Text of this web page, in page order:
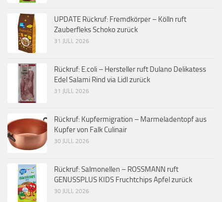
UPDATE Rückruf: Fremdkörper – Kölln ruft
Zauberfleks Schoko zurück
31 JULI, 2026
Rückruf: E.coli – Hersteller ruft Dulano Delikatess
Edel Salami Rind via Lidl zurück
31 JULI, 2026
Rückruf: Kupfermigration – Marmeladentopf aus
Kupfer von Falk Culinair
30 JULI, 2026
Rückruf: Salmonellen – ROSSMANN ruft
GENUSSPLUS KIDS Fruchtchips Apfel zurück
30 JULI, 2026